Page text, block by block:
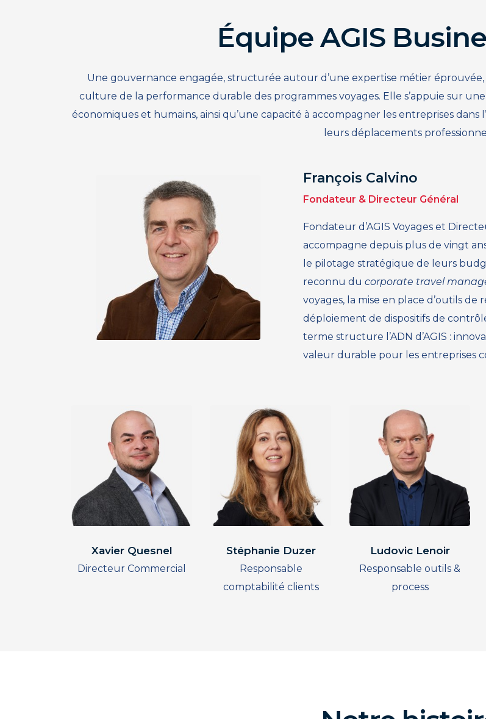
Équipe AGIS
Une gouvernance engagée, structurée autour d’une expertise métier
culture de la performance durable des programmes voyages. Elle s’appuie sur
économiques et humains, ainsi qu’une capacité à accompagner les entreprises
leurs déplacements
François Calvino
Fondateur & Directeur Général
Fondateur d’AGIS Voyages et
accompagne depuis plus de vingt
le pilotage stratégique de leurs
reconnu du corporate travel
voyages, la mise en place d’outils
déploiement de dispositifs de
terme structure l’ADN d’AGIS :
valeur durable pour les entreprises
Xavier Quesnel
Directeur Commercial
Stéphanie Duzer
Responsable
comptabilité clients
Ludovic Lenoir
Responsable outils &
process